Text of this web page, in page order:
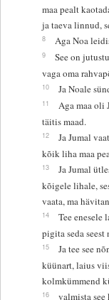
maa pealt
ja taeva linnud,
8 Aga Noa
9
See on
vaga oma
10 Ja Noale
11
Aga maa oli
täitis maad.
12
Ja Jumal
kõik liha maa
13
Ja Jumal
kõigele lihale,
vaata, ma
14
Tee enesele
pigita seda
15
Ja tee see
küünart, laius
kolmkümmend
16 valmista